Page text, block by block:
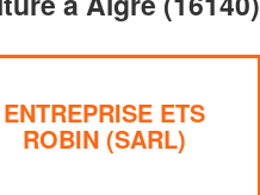
ENTREPRISE ETS
ROBIN (SARL)